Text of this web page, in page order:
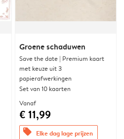
Groene schaduwen
Save the date | Premium kaart
met keuze uit 3
papierafwerkingen
Set van 10 kaarten
Vanaf
€ 11,99
offers Elke dag lage prijzen